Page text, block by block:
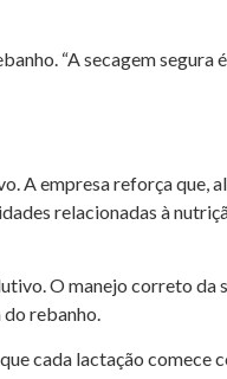
“A secagem segura
A empresa reforça que,
relacionadas à
O manejo correto da
rebanho.
cada lactação comece